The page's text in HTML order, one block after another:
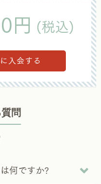
円 (税込)
入会する
問
何ですか?